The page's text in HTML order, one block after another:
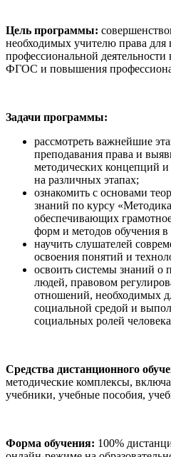
Цель программы:
необходимых учителю права для
профессиональной деятельности
ФГОС и повышения
Задачи программы:
рассмотреть важнейшие
преподавания права и
методических концепций
на различных этапах;
ознакомить с основами
знаний по курсу
обеспечивающих
форм и методов обучения в
научить слушателей
освоения понятий и
освоить системы знаний о
людей, правовом
отношений, необходимых
социальной средой и
социальных ролей
Средства дистанционного
методические комплексы,
учебники, учебные пособия,
Форма обучения: 100%